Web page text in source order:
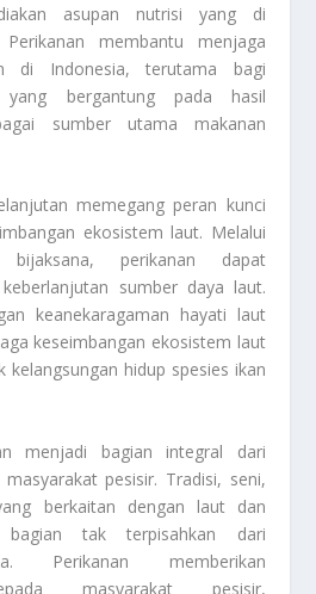
asupan nutrisi yang di
membantu menjaga
di Indonesia, terutama bagi
yang bergantung pada hasil
sumber utama makanan
memegang peran kunci
ekosistem laut. Melalui
bijaksana, perikanan dapat
sumber daya laut.
keanekaragaman hayati laut
keseimbangan ekosistem laut
kelangsungan hidup spesies ikan
menjadi bagian integral dari
pesisir. Tradisi, seni,
berkaitan dengan laut dan
bagian tak terpisahkan dari
Perikanan memberikan
masyarakat pesisir,